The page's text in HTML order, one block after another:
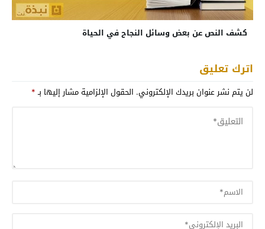
كشف النص عن بعض وسائل النجاح في الحياة
اترك تعليق
لن يتم نشر عنوان بريدك الإلكتروني. الحقول الإلزامية مشار إليها بـ*